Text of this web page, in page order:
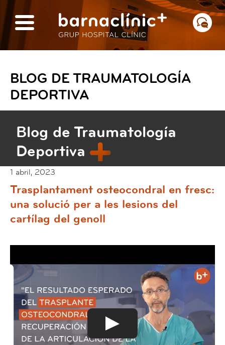
BLOG DE TRAUMATOLOGÍA
DEPORTIVA
Blog de Traumatología
Deportiva
1 abril, 2023
Trasplantament osteocondral en fresc:
una solució per a les lesions del
cartílag del genoll